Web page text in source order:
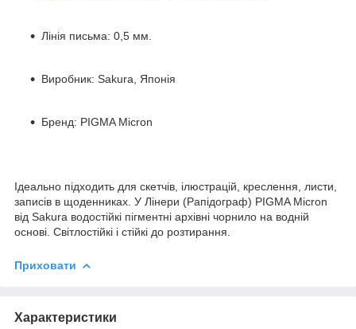
Лінія письма: 0,5 мм.
Виробник: Sakura, Японія
Бренд: PIGMA Micron
Ідеально підходить для скетчів, ілюстрацій, креслення, листи,
записів в щоденниках. У Лінери (Рапідограф) PIGMA Micron
від Sakura водостійкі пігментні архівні чорнило на водній
основі. Світлостійкі і стійкі до розтирання.
Приховати
Характеристики